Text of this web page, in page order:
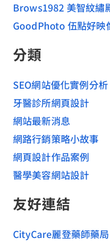
Brows1982 美智紋繡
GoodPhoto 伍點好映
分類
SEO網站優化實例分析
牙醫診所網頁設計
網站最新消息
網路行銷策略小故事
網頁設計作品案例
醫學美容網站設計
友好連結
CityCare麗登藥師藥局